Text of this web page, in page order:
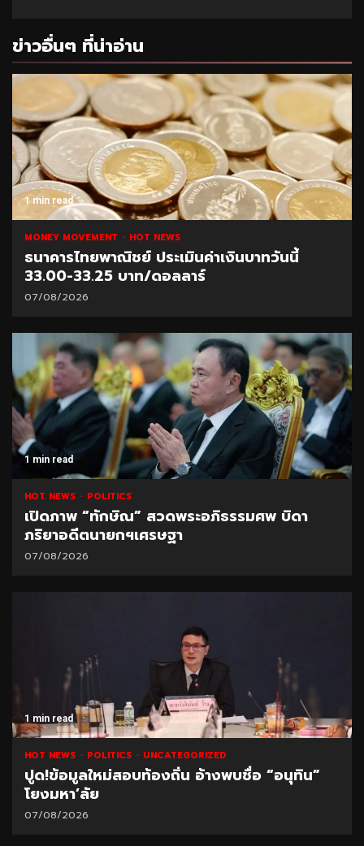
ข่าวอื่นๆ ที่น่าอ่าน
1 min read
MONEY MOVEMENT HOT NEWS
ธนาคารไทยพาณิชย์ ประเมินค่าเงินบาทวันนี้
33.00-33.25 บาท/ดอลลาร์
07/08/2026
1 min read
HOT NEWS POLITICS
เปิดภาพ “ทักษิณ” สวดพระอภิธรรมศพ บิดา
ภริยาอดีตนายกฯเศรษฐา
07/08/2026
1 min read
HOT NEWS POLITICS UNCATEGORIZED
ปูด!ข้อมูลใหม่สอบท้องถิ่น อ้างพบชื่อ “อนุทิน”
โยงมหา’ลัย
07/08/2026